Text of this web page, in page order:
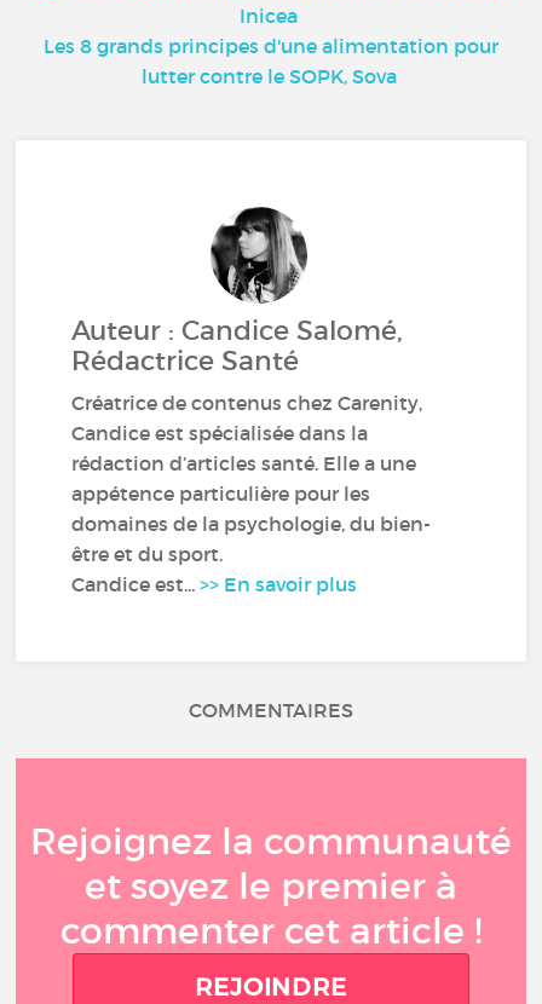
Inicea
Les 8 grands principes d'une alimentation pour
lutter contre le SOPK, Sova
Auteur : Candice Salomé,
Rédactrice Santé
Créatrice de contenus chez Carenity,
Candice est spécialisée dans la
rédaction d’articles santé. Elle a une
appétence particulière pour les
domaines de la psychologie, du bien-
être et du sport.
Candice est...>> En savoir plus
COMMENTAIRES
Rejoignez la communauté
et soyez le premier à
commenter cet article !
REJOINDRE